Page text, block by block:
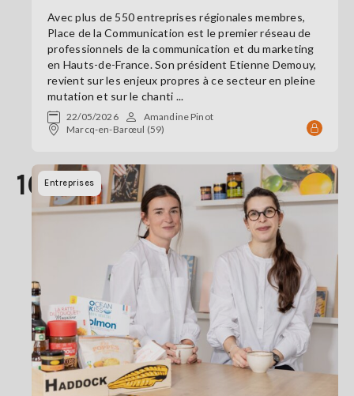
Avec plus de 550 entreprises régionales membres,
Place de la Communication est le premier réseau de
professionnels de la communication et du marketing
en Hauts-de-France. Son président Etienne Demouy,
revient sur les enjeux propres à ce secteur en pleine
mutation et sur le chanti ...
22/05/2026
Amandine Pinot
Marcq-en-Barœul (59)
16Entreprises